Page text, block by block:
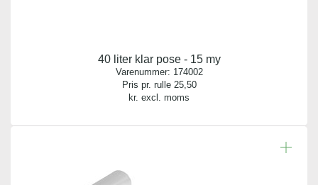
Højde:
55,00 cm
40 liter klar pose - 15 my
Varenummer: 174002
Pris pr. rulle 25,50
kr. excl. moms